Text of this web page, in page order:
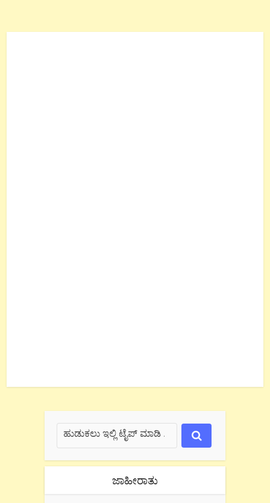
ಜಾಹೀರಾತು